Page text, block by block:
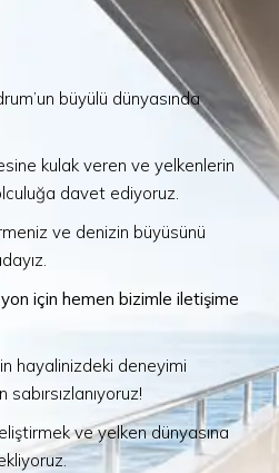
büyülü dünyasında
kulak veren ve yelkenlerin
davet ediyoruz.
ve denizin büyüsünü
için hemen bizimle iletişime
hayalinizdeki deneyimi
ve yelken dünyasına